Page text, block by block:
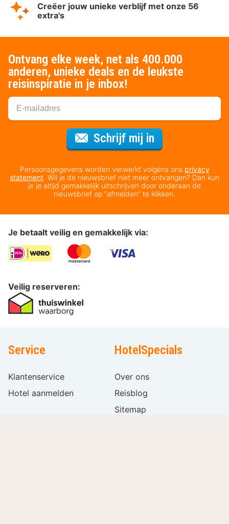
Creëer jouw unieke verblijf met onze 56
extra's
Ontvang elke week, net als 400.000
anderen, unieke deals en de leukste
reisinspiratie in je inbox!
Schrijf mij in
Persoonsgegevens worden verwerkt volgens ons privacy
statement. Wil je de nieuwsbrief niet meer ontvangen? Dan kun
je je altijd gemakkelijk uitschrijven door onderaan de
nieuwsbrief op “afmelden” te klikken.
Je betaalt veilig en gemakkelijk via:
Veilig reserveren:
Service
Klantenservice
Hotel aanmelden
HotelSpecials
Over ons
Reisblog
Sitemap